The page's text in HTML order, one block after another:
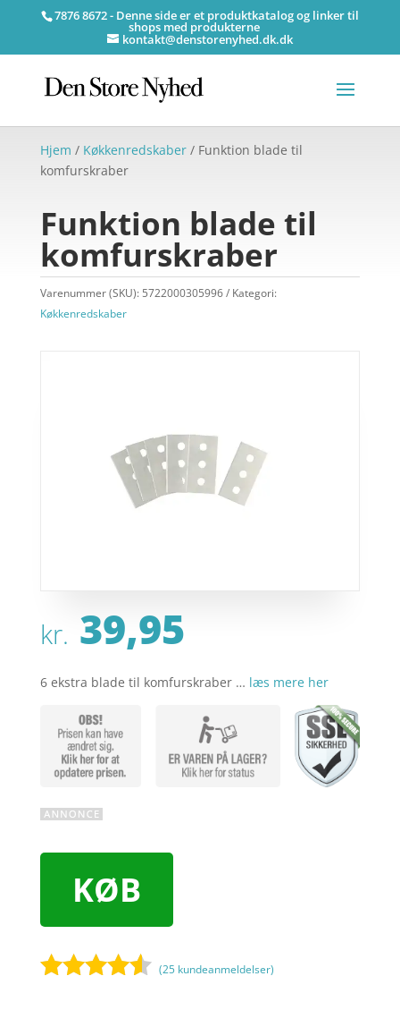
7876 8672 - Denne side er et produktkatalog og linker til
shops med produkterne
kontakt@denstorenyhed.dk.dk
Hjem / Køkkenredskaber/ Funktion blade til
komfurskraber
Funktion blade til
komfurskraber
Varenummer (SKU): 5722000305996
Kategori:
Køkkenredskaber
kr. 39,95
6 ekstra blade til komfurskraber … læs mere her
KØB
(25 kundeanmeldelser)